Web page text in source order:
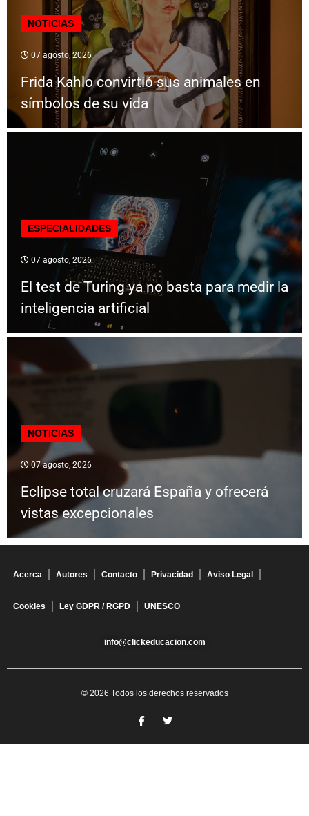
NOTICIAS
07 agosto, 2026
Frida Kahlo convirtió sus animales en
símbolos de su vida
ESPECIALIDADES
07 agosto, 2026
El test de Turing ya no basta para medir la
inteligencia artificial
NOTICIAS
07 agosto, 2026
Eclipse total cruzará España y ofrecerá
vistas excepcionales
Acerca Autores Contacto Privacidad Aviso Legal
Cookies Ley GDPR / RGPD UNESCO
info@clickeducacion.com
© 2026 Todos los derechos reservados